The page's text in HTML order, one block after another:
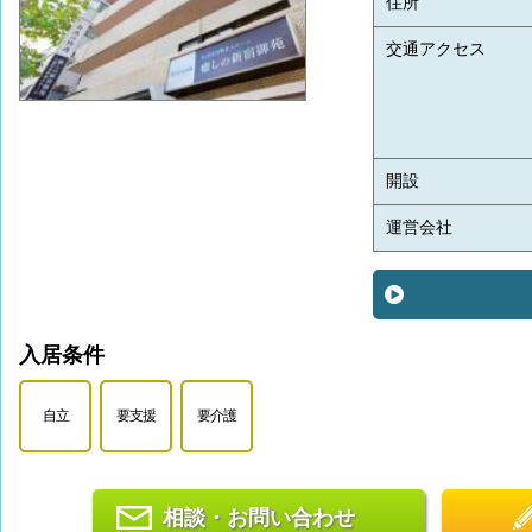
交通アクセス
開設
運営会社
入居条件
自立 要支援 要介護
相談・お問い合わせ